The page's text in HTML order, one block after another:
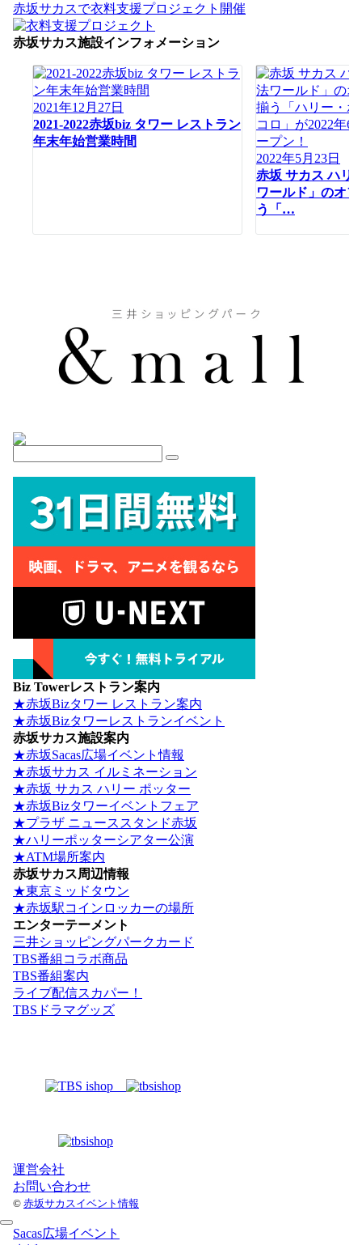
ー
シ
ョ
赤坂サカスで衣料支援プロジェクト開催
赤坂サカス施設インフォメーション
2021年12月27日
2021-2022赤坂biz タワー レストラン
年末年始営業時間
2022年5月23日
赤坂 サカス ハリ
ワールド」のオ
う「…
Biz Towerレストラン案内
★赤坂Bizタワー レストラン案内
★赤坂Bizタワーレストランイベント
赤坂サカス施設案内
★赤坂Sacas広場イベント情報
★赤坂サカス イルミネーション
★赤坂 サカス ハリー ポッター
★赤坂Bizタワーイベントフェア
★プラザ ニューススタンド赤坂
★ハリーポッターシアター公演
★ATM場所案内
赤坂サカス周辺情報
★東京ミッドタウン
★赤坂駅コインロッカーの場所
エンターテーメント
三井ショッピングパークカード
TBS番組コラボ商品
TBS番組案内
ライブ配信スカパー！
TBSドラマグッズ
運営会社
お問い合わせ
© 赤坂サカスイベント情報
Sacas広場イベント